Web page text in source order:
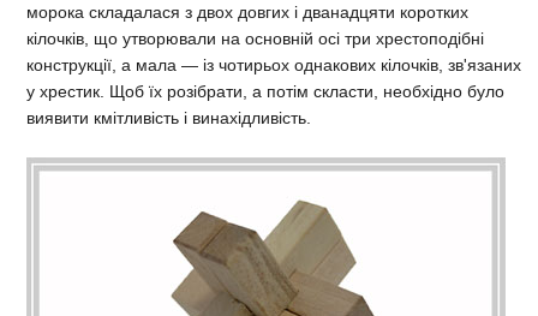
морока складалася з двох довгих і дванадцяти коротких
кілочків, що утворювали на основній осі три хрестоподібні
конструкції, а мала — із чотирьох однакових кілочків, зв'язаних
у хрестик. Щоб їх розібрати, а потім скласти, необхідно було
виявити кмітливість і винахідливість.